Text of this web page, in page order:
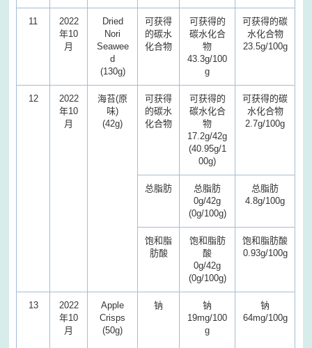
11
2022
年10
月
Dried
Nori
Seawee
d
(130g)
可获得
的碳水
化合物
可获得的
碳水化合
物
43.3g/100
g
可获得的碳
水化合物
23.5g/100g
12
2022
年10
月
海苔(原
味)
(42g)
可获得
的碳水
化合物
可获得的
碳水化合
物
17.2g/42g
(40.95g/1
00g)
可获得的碳
水化合物
2.7g/100g
总脂肪
总脂肪
0g/42g
(0g/100g)
总脂肪
4.8g/100g
饱和脂
肪酸
饱和脂肪
酸
0g/42g
(0g/100g)
饱和脂肪酸
0.93g/100g
13
2022
年10
月
Apple
Crisps
(50g)
钠
钠
19mg/100
g
钠
64mg/100g